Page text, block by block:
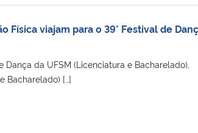
Física viajam para o 39° Festival de
da UFSM (Licenciatura e Bacharelado),
Bacharelado) […]